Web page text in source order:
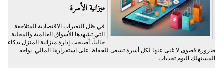
ميزانية الأسرة
​في ظل التغيرات الاقتصادية المتلاحقة
التي تشهدها الأسواق العالمية والمحلية
حالياً، أصبحت إدارة ميزانية المنزل بذكاء
ضرورة قصوى لا غنى عنها لكل أسرة تسعى للحفاظ على استقرارها المالي. يواجه
المستهلك اليوم تحديات...